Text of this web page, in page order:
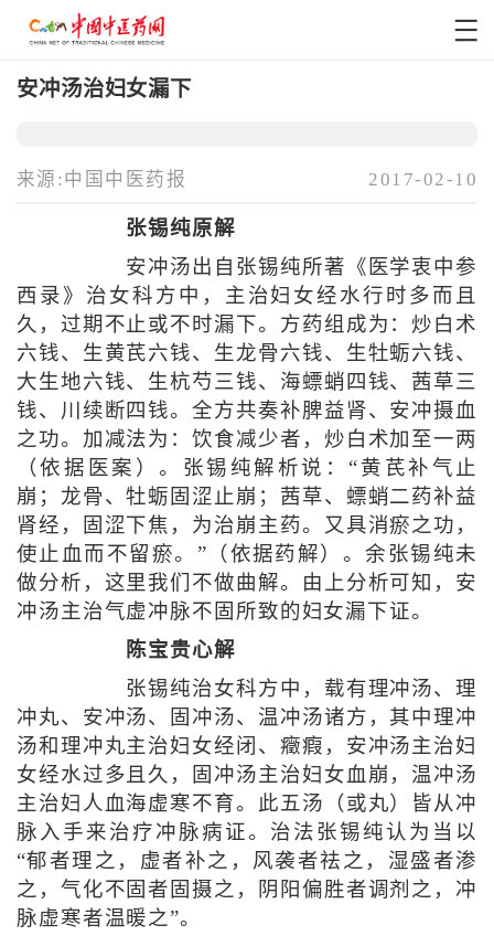
安冲汤治妇女漏下
来源:中国中医药报 2017-02-10
张锡纯原解
安冲汤出自张锡纯所著《医学衷中参
西录》治女科方中，主治妇女经水行时多而且
久，过期不止或不时漏下。方药组成为：炒白术
六钱、生黄芪六钱、生龙骨六钱、生牡蛎六钱、
大生地六钱、生杭芍三钱、海螵蛸四钱、茜草三
钱、川续断四钱。全方共奏补脾益肾、安冲摄血
之功。加减法为：饮食减少者，炒白术加至一两
（依据医案）。张锡纯解析说：“黄芪补气止
崩；龙骨、牡蛎固涩止崩；茜草、螵蛸二药补益
肾经，固涩下焦，为治崩主药。又具消瘀之功，
使止血而不留瘀。”（依据药解）。余张锡纯未
做分析，这里我们不做曲解。由上分析可知，安
冲汤主治气虚冲脉不固所致的妇女漏下证。
陈宝贵心解
张锡纯治女科方中，载有理冲汤、理
冲丸、安冲汤、固冲汤、温冲汤诸方，其中理冲
汤和理冲丸主治妇女经闭、癥瘕，安冲汤主治妇
女经水过多且久，固冲汤主治妇女血崩，温冲汤
主治妇人血海虚寒不育。此五汤（或丸）皆从冲
脉入手来治疗冲脉病证。治法张锡纯认为当以
“郁者理之，虚者补之，风袭者祛之，湿盛者渗
之，气化不固者固摄之，阴阳偏胜者调剂之，冲
脉虚寒者温暖之”。